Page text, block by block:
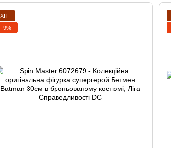
ХІТ
−9%